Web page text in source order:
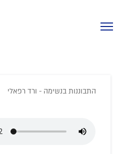
התבוננות בנשימה - ורד רפאלי